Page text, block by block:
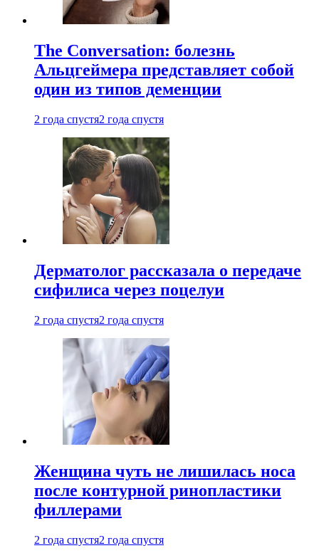
The Conversation: болезнь
Альцгеймера представляет собой
один из типов деменции
2 года спустя2 года спустя
Дерматолог рассказала о передаче
сифилиса через поцелуи
2 года спустя2 года спустя
Женщина чуть не лишилась носа
после контурной ринопластики
филлерами
2 года спустя2 года спустя